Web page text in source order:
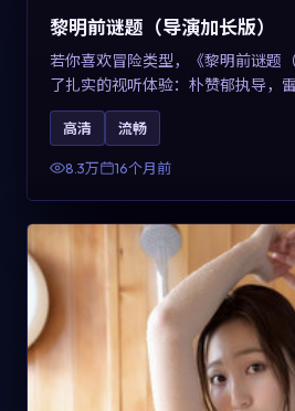
黎明前谜题（导演加长版）
若你喜欢冒险类型，《黎明前谜题
了扎实的视听体验：朴赞郁执导，
章子怡共同演绎。影片2025年于美
间内完成高密度的戏剧冲突，关键
关系与情节反转，适合检索「2025
高清 流畅
8.3万 16个月前